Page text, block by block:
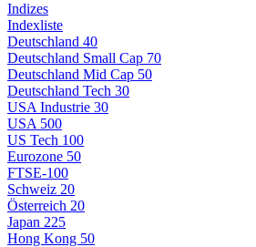
Indizes
Indexliste
Deutschland 40
Deutschland Small Cap 70
Deutschland Mid Cap 50
Deutschland Tech 30
USA Industrie 30
USA 500
US Tech 100
Eurozone 50
FTSE-100
Schweiz 20
Österreich 20
Japan 225
Hong Kong 50